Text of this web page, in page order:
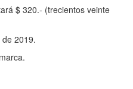
$ 320.- (trecientos veinte
2019.